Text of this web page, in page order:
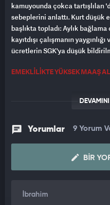
kamuyounda çokca tartışlılan
sebeplerini anlattı. Kurt düşük
başlıkta topladı: Aylık
kayıtdışı çalışmanın
ücretlerin SGK'ya düşük
EMEKLİLİKTE YÜKSEK MAAŞ
bulunanlar için borçlanma
dikkatli olunmalı. Eğer
imkanınız varsa mutlaka bunu
elveriyorsa tavandan
yapanların maaşlarında yüzde
2 - 50 VE 55 YAŞ KRİTERİ
Yorumlar 9 Yorum
BIR
İbrahim